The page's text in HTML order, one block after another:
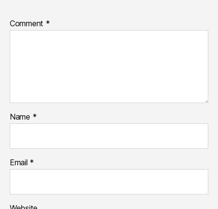
Comment *
Name *
Email *